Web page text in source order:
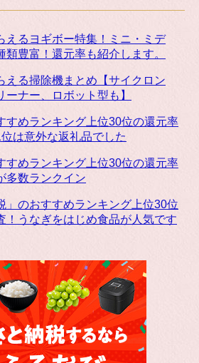
えるヨギボー特集！ミニ・ミデ
類豊富！還元率も紹介します。
える掃除機まとめ【サイクロン
ナー、ロボット型も】
すめランキング上位30位の還元率
は意外な返礼品でした
すめランキング上位30位の還元率
多数ランクイン
」のおすすめランキング上位30位
！うなぎをはじめ食品が人気です